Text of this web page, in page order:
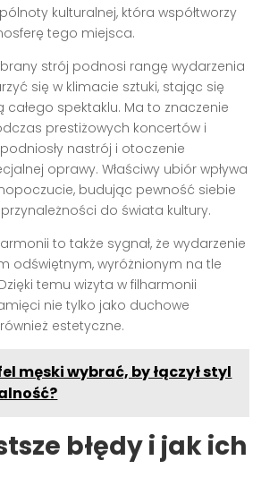
kulturalnej, która współtworzy
tego miejsca.
strój podnosi rangę wydarzenia
się w klimacie sztuki, stając się
całego spektaklu. Ma to znaczenie
prestiżowych koncertów i
nastrój i otoczenie
oprawy. Właściwy ubiór wpływa
budując pewność siebie
do świata kultury.
to także sygnał, że wydarzenie
odświętnym, wyróżnionym na tle
temu wizyta w filharmonii
nie tylko jako duchowe
estetyczne.
męski wybrać, by łączył styl
błędy i jak ich